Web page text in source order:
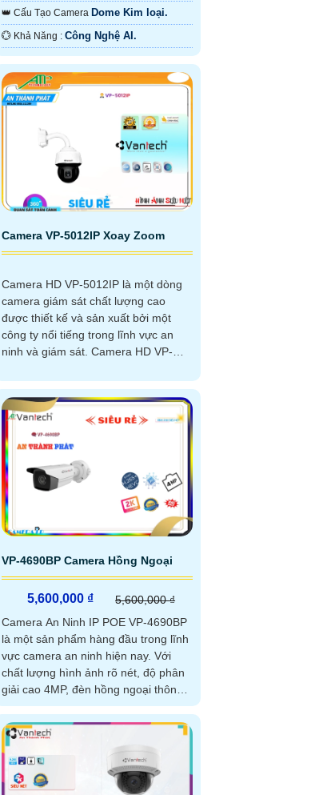
Hồng Ngoại SMD.
👑 Cấu Tạo Camera Dome Kim loại.
️💮 Khả Năng : Công Nghệ AI.
Camera VP-5012IP Xoay Zoom
Camera HD VP-5012IP là một dòng
camera giám sát chất lượng cao
được thiết kế và sản xuất bởi một
công ty nổi tiếng trong lĩnh vực an
ninh và giám sát. Camera HD VP-
VP-4690BP Camera Hồng Ngoại
5,600,000 ₫
5,600,000 ₫
Camera An Ninh IP POE VP-4690BP
là một sản phẩm hàng đầu trong lĩnh
vực camera an ninh hiện nay. Với
chất lượng hình ảnh rõ nét, độ phân
giải cao 4MP, đèn hồng ngoại thông
minh...